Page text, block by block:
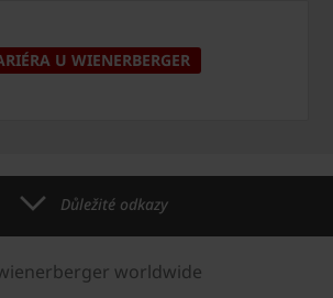
U WIENERBERGER
Důležité odkazy
worldwide